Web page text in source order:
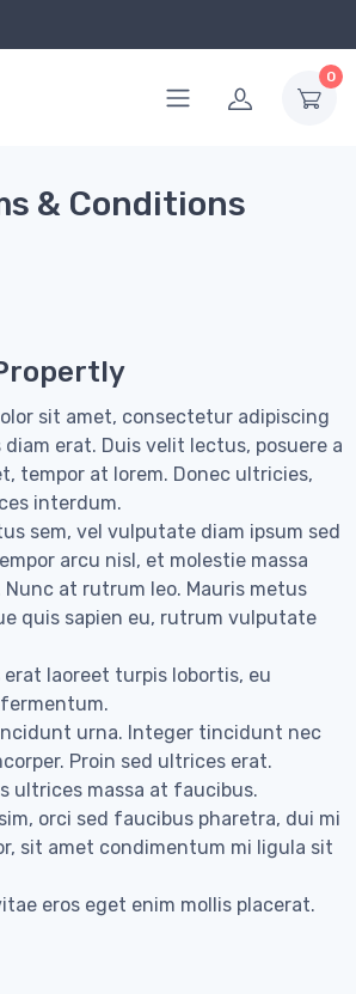
0
& Conditions
sit amet, consectetur adipiscing
erat. Duis velit lectus, posuere a
tempor at lorem. Donec ultricies,
interdum.
sem, vel vulputate diam ipsum sed
arcu nisl, et molestie massa
at rutrum leo. Mauris metus
quis sapien eu, rutrum vulputate
erat laoreet turpis lobortis, eu
urna. Integer tincidunt nec
Proin sed ultrices erat.
ultrices massa at faucibus.
orci sed faucibus pharetra, dui mi
sit amet condimentum mi ligula sit
eros eget enim mollis placerat.